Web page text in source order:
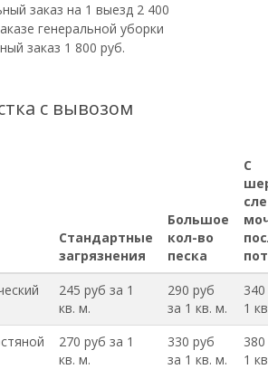
заказ на 1 выезд 2 400
генеральной уборки
заказ 1 800 руб.
с вывозом
Стандартные
загрязнения
Большое
кол-во
песка
С
245 руб за 1
кв. м.
290 руб
за 1 кв. м.
1
270 руб за 1
кв. м.
330 руб
за 1 кв. м.
1